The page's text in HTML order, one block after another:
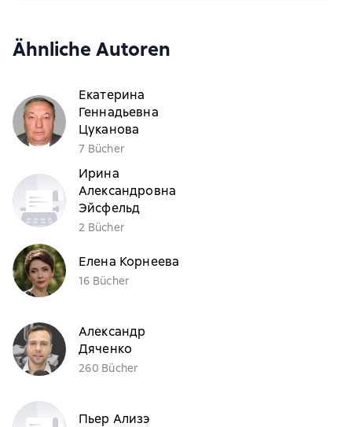
Ähnliche Autoren
Екатерина
Геннадьевна
Цуканова
7 Bücher
Ирина
Александровна
Эйсфельд
2 Bücher
Елена Корнеева
16 Bücher
Александр
Дяченко
260 Bücher
Пьер Ализэ